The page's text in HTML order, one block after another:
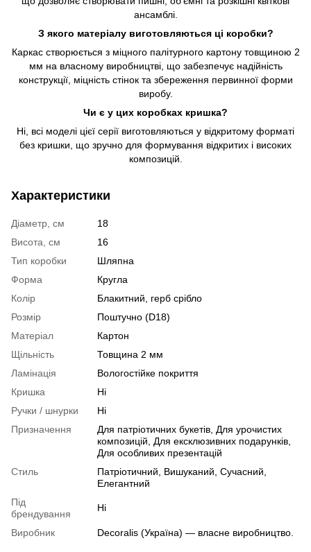
ансамблі.
З якого матеріалу виготовляються ці коробки?
Каркас створюється з міцного палітурного картону товщиною 2
мм на власному виробництві, що забезпечує надійність
конструкції, міцність стінок та збереження первинної форми
виробу.
Чи є у цих коробках кришка?
Ні, всі моделі цієї серії виготовляються у відкритому форматі
без кришки, що зручно для формування відкритих і високих
композицій.
Характеристики
Діаметр, см
18
Висота, см
16
Тип коробки
Шляпна
Форма
Кругла
Колір
Блакитний, герб срібло
Розмір
Поштучно (D18)
Матеріал
Картон
Щільність
Товщина 2 мм
Ламінація
Вологостійке покриття
Кришка
Ні
Ручки / шнурки
Ні
Призначення
Для патріотичних букетів, Для урочистих
композицій, Для ексклюзивних подарунків,
Для особливих презентацій
Стиль
Патріотичний, Вишуканий, Сучасний,
Елегантний
Під
брендування
Ні
Виробник Decoralis (Україна) — власне виробництво.